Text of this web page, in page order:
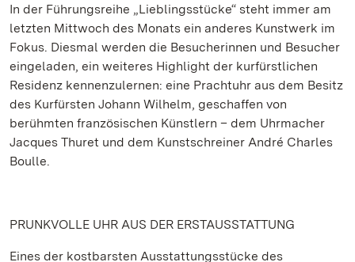
In der Führungsreihe „Lieblingsstücke“ steht immer am
letzten Mittwoch des Monats ein anderes Kunstwerk im
Fokus. Diesmal werden die Besucherinnen und Besucher
eingeladen, ein weiteres Highlight der kurfürstlichen
Residenz kennenzulernen: eine Prachtuhr aus dem Besitz
des Kurfürsten Johann Wilhelm, geschaffen von
berühmten französischen Künstlern – dem Uhrmacher
Jacques Thuret und dem Kunstschreiner André Charles
Boulle.
PRUNKVOLLE UHR AUS DER ERSTAUSSTATTUNG
Eines der kostbarsten Ausstattungsstücke des